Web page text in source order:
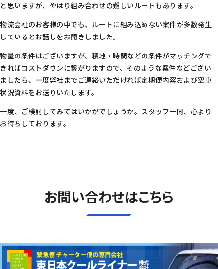
と思いますが、やはり組み合わせの難しいルートもあります。
物流会社のお客様の中でも、ルートに組み込めない案件が多数発生
しているとお話しをお聞きしました。
物量の条件はございますが、積地・時間などの条件がマッチングで
きればコストダウンに繋がりますので、そのような案件などござい
ましたら、一度弊社までご連絡いただければ定期便内容および空車
状況資料をお送りいたします。
一度、ご検討してみてはいかがでしょうか。スタッフ一同、心より
お待ちしております。
お問い合わせはこちら